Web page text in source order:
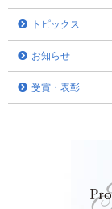
トピックス
お知らせ
受賞・表彰